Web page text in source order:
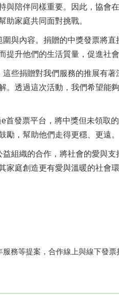
陪伴同樣重要。因此，協會
助家庭共同面對挑戰。
與內容。捐贈的中獎發票將直
升他們的生活質量，促進社會
些捐贈對我們服務的推展有著
透過這次活動，我們希望能
發票平台，將中獎但未領取
，幫助他們走得更穩、更遠。
組織的合作，將社會的愛與
庭創造更有愛與溫暖的社會環
務等提案，合作線上與線下發票